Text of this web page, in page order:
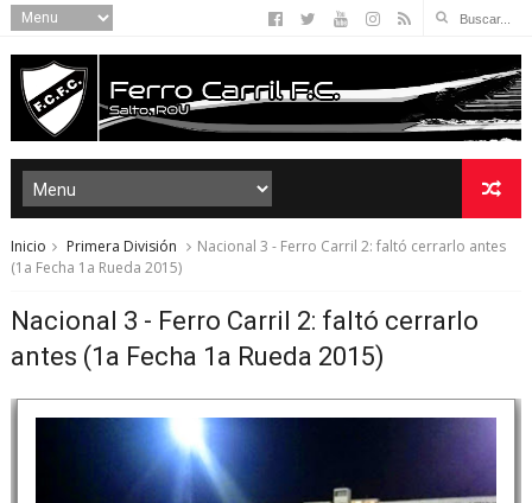
Inicio Primera División
Nacional 3 - Ferro Carril 2: faltó cerrarlo antes
(1a Fecha 1a Rueda 2015)
Nacional 3 - Ferro Carril 2: faltó cerrarlo
antes (1a Fecha 1a Rueda 2015)